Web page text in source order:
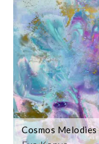
Cosmos Melodies